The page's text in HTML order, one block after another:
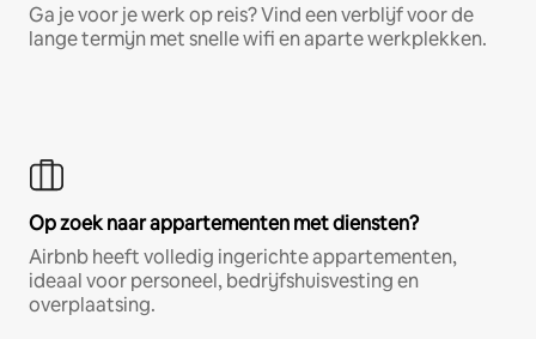
Ga je voor je werk op reis? Vind een verblijf voor de
lange termijn met snelle wifi en aparte werkplekken.
Op zoek naar appartementen met diensten?
Airbnb heeft volledig ingerichte appartementen,
ideaal voor personeel, bedrijfshuisvesting en
overplaatsing.